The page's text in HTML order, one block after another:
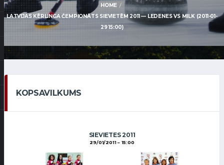
HOME
LATVIJAS KĒRLINGA ČEMPIONĀTS SIEVIETĒM 2011 — LEDENES VS MILK (2011-01-
29 15:00)
KOPSAVILKUMS
SIEVIETES 2011
29/01/2011 15:00